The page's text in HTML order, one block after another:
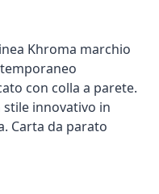
Khroma marchio
con colla a parete.
innovativo in
Carta da parato